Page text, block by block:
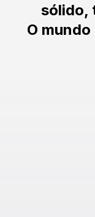
sólido,
O